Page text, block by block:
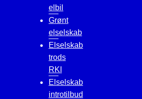
elbil
Grønt
elselskab
Elselskab
trods
RKI
Elselskab
introtilbud